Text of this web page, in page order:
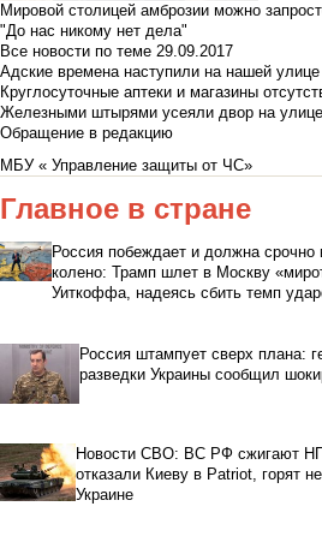
Мировой столицей амброзии можно
"До нас никому нет дела"
Все новости по теме 29.09.2017
Адские времена наступили на нашей
Круглосуточные аптеки и магазины
Железными штырями усеяли двор на
Обращение в редакцию
МБУ « Управление защиты от ЧС»
Главное в стране
Россия побеждает и должна срочно
колено: Трамп шлет в Москву
Уиткоффа, надеясь сбить темп
Россия штампует сверх плана:
разведки Украины сообщил
Новости СВО: ВС РФ сжигают
отказали Киеву в Patriot, горят
Украине